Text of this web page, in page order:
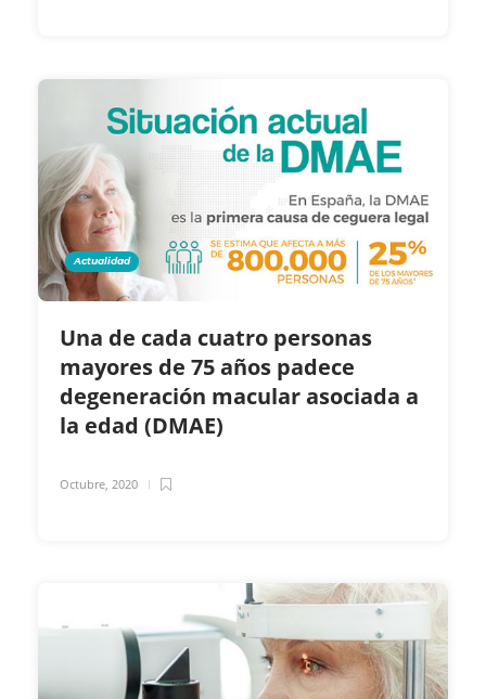
Actualidad
Una de cada cuatro personas
mayores de 75 años padece
degeneración macular asociada a
la edad (DMAE)
Octubre, 2020